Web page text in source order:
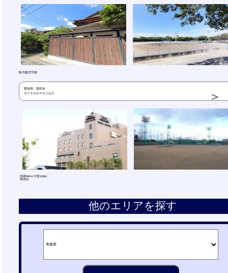
軟式硬式可能
愛知県 豊田市
ロイヤルホテルうお八
両翼94m×中堅118m
車25分
他のエリアを探す